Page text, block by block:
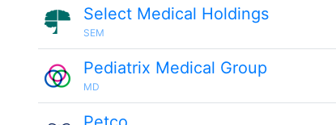
Select Medical Holdings
SEM
Pediatrix Medical Group
MD